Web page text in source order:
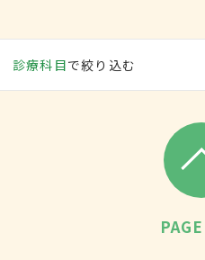
診療科目で絞り込む